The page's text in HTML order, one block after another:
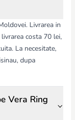
Livrarea in
costa 70 lei,
La necesitate,
dupa
Vera Ring